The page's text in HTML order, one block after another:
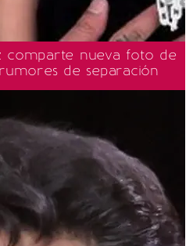
comparte nueva foto de
de separación